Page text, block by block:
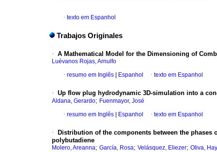
· texto em Espanhol
Trabajos Originales
· A Mathematical Model for the Dimensioning of
Luévanos Rojas, Arnulfo
· resumo em Inglês Espanhol · texto em Espanhol
· Up flow plug hydrodynamic 3D-simulation into a
Aldana, Gerardo; Fuenmayor, José
· resumo em Inglês Espanhol · texto em Espanhol
·
Distribution of the components between the
polybutadiene
Molero, Areanna; García, Rosa; Velásquez, Eliezer; Oliva,